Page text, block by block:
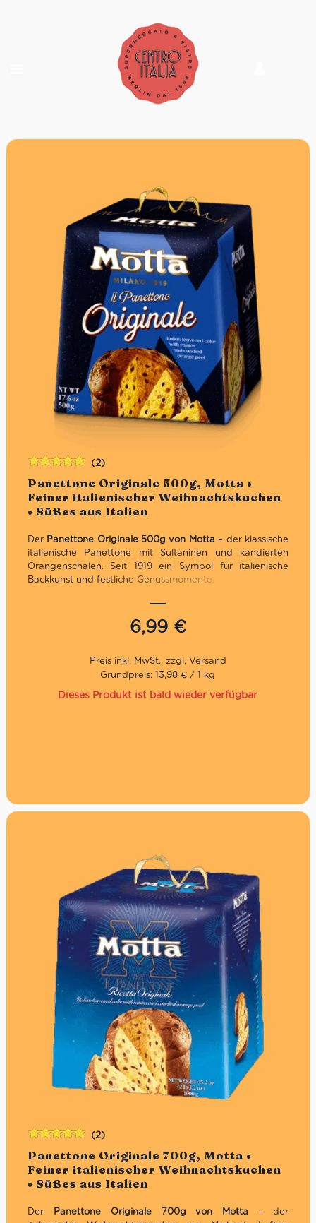
Panettone Originale 500g, Motta •
Feiner italienischer Weihnachtskuchen
• Süßes aus Italien
(2)
Der Panettone Originale 500g von Motta – der klassische
italienische Panettone mit Sultaninen und kandierten
Orangenschalen. Seit 1919 ein Symbol für italienische
Backkunst und festliche Genussmomente.
Traditionelles Geschenk zu Weihnachten
Traditionelles Rezept6,99 €
mit5.00von
5
Grundpreis: 13,98 € / 1 kg
Dieses Produkt ist bald wieder verfügbar
Panettone Originale 700g, Motta •
Feiner italienischer Weihnachtskuchen
• Süßes aus Italien
(2)
Der Panettone Originale 700g von Motta – der
mit5.00von
5